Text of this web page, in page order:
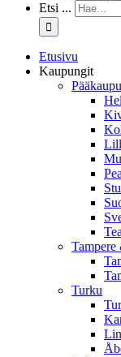
Etsi ...
Etusivu
Kaupungit
Tampere
Turku